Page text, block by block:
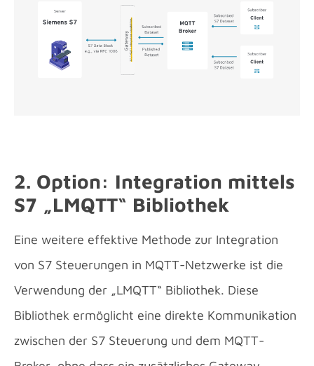
2. Option: Integration mittels
S7 „LMQTT“ Bibliothek
Eine weitere effektive Methode zur Integration
von S7 Steuerungen in MQTT-Netzwerke ist die
Verwendung der „LMQTT“ Bibliothek. Diese
Bibliothek ermöglicht eine direkte Kommunikation
zwischen der S7 Steuerung und dem MQTT-